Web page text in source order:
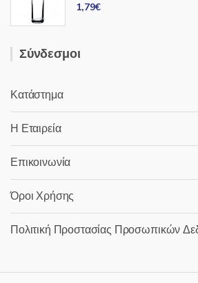
1,79€
Σύνδεσμοι
Κατάστημα
Η Εταιρεία
Επικοινωνία
Όροι Χρήσης
Πολιτική Προστασίας Προσωπικών